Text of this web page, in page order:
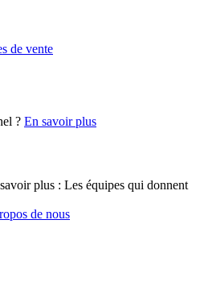
de vente
? En savoir plus
plus : Les équipes qui donnent
de nous